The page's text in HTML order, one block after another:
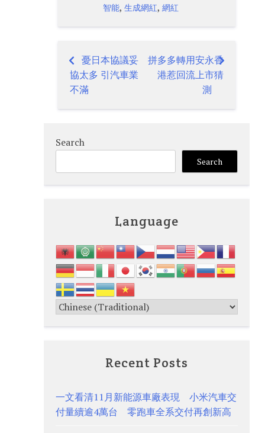
智能,生成網紅,網紅
Post
navigation
憂日本協議妥
協太多 引汽車業
不滿
拼多多轉用安永香
港惹回流上市猜
測
Search
Search
Language
Recent Posts
一文看清11月新能源車廠表現 小米汽車交
付量續逾4萬台 零跑車全系交付再創新高